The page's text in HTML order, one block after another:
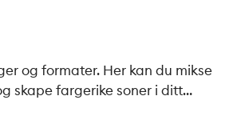
og formater. Her kan du mikse
skape fargerike soner i ditt